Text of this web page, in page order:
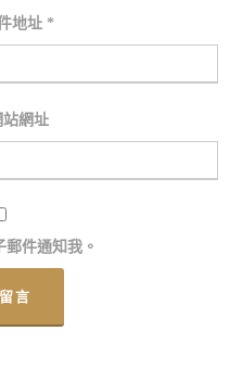
地址 *
網址
件通知我。